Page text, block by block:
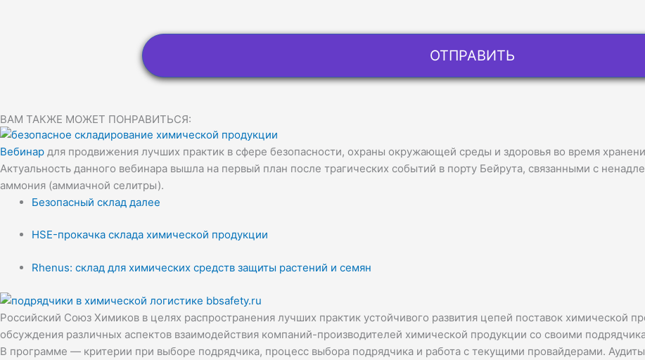
ВАМ ТАКЖЕ МОЖЕТ ПОНРАВИТЬСЯ:
Вебинар для продвижения лучших практик в сфере безопасности, охраны окружающей среды и здоровья во время
Актуальность данного вебинара вышла на первый план после трагических событий в порту Бейрута, связанными с
аммония (аммиачной селитры).
Безопасный склад далее
HSE-прокачка склада химической продукции
Rhenus: склад для химических средств защиты растений и семян
Российский Союз Химиков в целях распространения лучших практик устойчивого развития цепей поставок химической
обсуждения различных аспектов взаимодействия компаний-производителей химической продукции со своими
В программе — критерии при выборе подрядчика, процесс выбора подрядчика и работа с текущими провайдерами.